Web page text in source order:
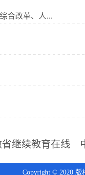
合改革、人...
省继续教育在线
Copyright © 2020